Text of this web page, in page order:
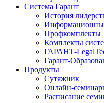
Система Гарант
История
Профкомплекты
Комплекты
ГАРАНТ-
Гарант-
Продукты
Сутяжник
Онлайн-
Расписание